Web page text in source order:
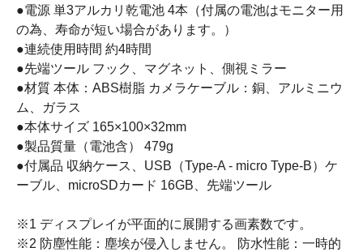
●電源 単3アルカリ乾電池 4本（付属の電池はモニター用
の為、寿命が短い場合があります。）
●連続使用時間 約4時間
●先端ツール フック、マグネット、側視ミラー
●材質 本体：ABS樹脂 カメラケーブル：銅、アルミニウ
ム、ガラス
●本体サイズ 165×100×32mm
●製品質量（電池含） 479g
●付属品 収納ケース、USB（Type-A - micro Type-B）ケ
ーブル、microSDカード 16GB、先端ツール
※1 ディスプレイが平面的に展開する画素数です。
※2 防塵性能：塵埃が侵入しません。 防水性能：一時的